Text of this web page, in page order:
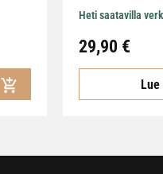
Heti saatavilla
29,90 €